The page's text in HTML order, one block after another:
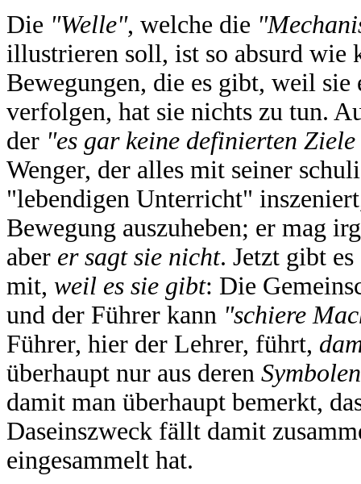
Die "Welle", welche die
illustrieren soll, ist so absurd
Bewegungen, die es gibt, weil
verfolgen, hat sie nichts zu tun.
der "es gar keine definierten
Wenger, der alles mit seiner
"lebendigen Unterricht"
Bewegung auszuheben; er mag
aber er sagt sie nicht. Jetzt gibt
mit, weil es sie gibt: Die
und der Führer kann "schiere
Führer, hier der Lehrer, führt,
überhaupt nur aus deren Symbolen
damit man überhaupt bemerkt,
Daseinszweck fällt damit
eingesammelt hat.